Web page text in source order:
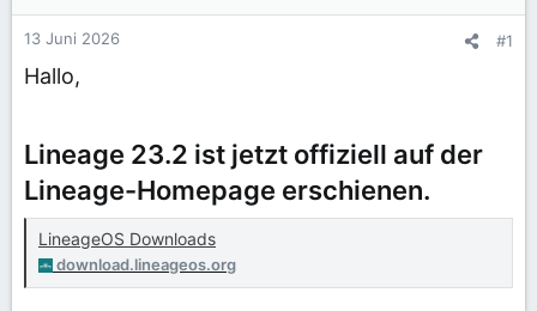
13 Juni 2026 #1
Hallo,
Lineage 23.2 ist jetzt offiziell auf der
Lineage-Homepage erschienen.
LineageOS Downloads
download.lineageos.org